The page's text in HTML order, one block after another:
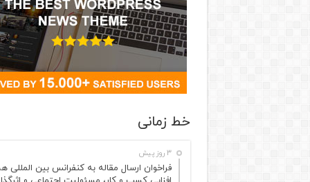
خط زمانی
3 روز پیش
فراخوان ارسال مقاله به کنفرانس بین المللی